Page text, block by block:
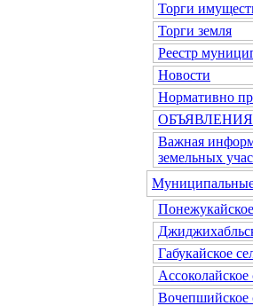
Торги
Торги земля
Реестр
Новости
Нормативно
ОБЪЯВЛЕНИЯ
Важная
земельных
Муниципальные
Габукайское
Ассоколайское
Вочепшийское